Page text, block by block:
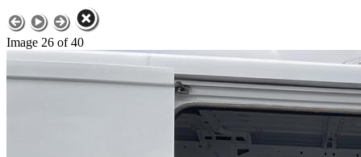
Image 26 of 40